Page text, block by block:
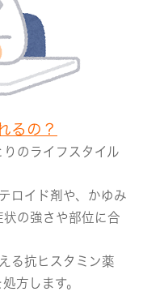
るの？
のライフスタイル
ロイド剤や、かゆみ
の強さや部位に合
る抗ヒスタミン薬
方します。